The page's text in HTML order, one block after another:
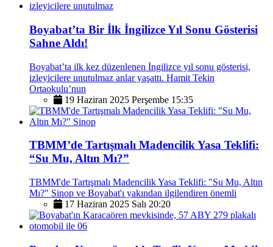
Boyabat’ta Bir İlk İngilizce Yıl Sonu Gösterisi
Sahne Aldı!
Boyabat’ta ilk kez düzenlenen İngilizce yıl sonu gösterisi,
izleyicilere unutulmaz anlar yaşattı. Hamit Tekin
Ortaokulu’nun
19 Haziran 2025 Perşembe 15:35
TBMM’de Tartışmalı Madencilik Yasa Teklifi:
“Su Mu, Altın Mı?”
TBMM'de Tartışmalı Madencilik Yasa Teklifi: "Su Mu, Altın
Mı?" Sinop ve Boyabat'ı yakından ilgilendiren önemli
17 Haziran 2025 Salı 20:20